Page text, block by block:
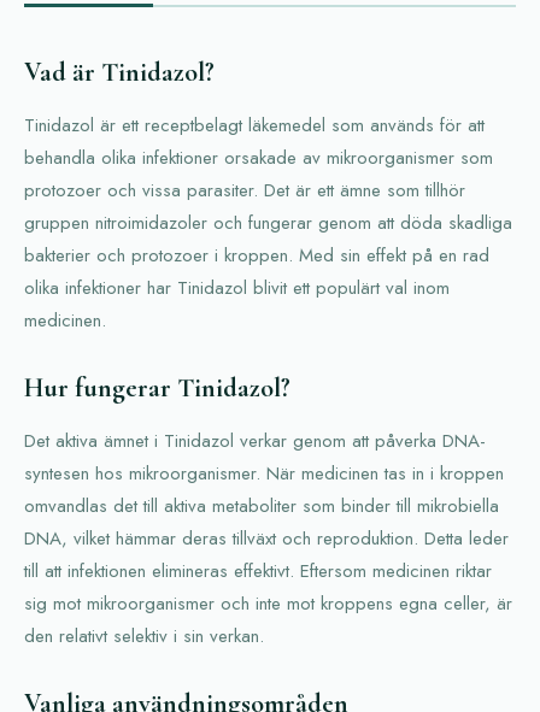
Vad är Tinidazol?
Tinidazol är ett receptbelagt läkemedel som används för att
behandla olika infektioner orsakade av mikroorganismer som
protozoer och vissa parasiter. Det är ett ämne som tillhör
gruppen nitroimidazoler och fungerar genom att döda skadliga
bakterier och protozoer i kroppen. Med sin effekt på en rad
olika infektioner har Tinidazol blivit ett populärt val inom
medicinen.
Hur fungerar Tinidazol?
Det aktiva ämnet i Tinidazol verkar genom att påverka DNA-
syntesen hos mikroorganismer. När medicinen tas in i kroppen
omvandlas det till aktiva metaboliter som binder till mikrobiella
DNA, vilket hämmar deras tillväxt och reproduktion. Detta leder
till att infektionen elimineras effektivt. Eftersom medicinen riktar
sig mot mikroorganismer och inte mot kroppens egna celler, är
den relativt selektiv i sin verkan.
Vanliga användningsområden